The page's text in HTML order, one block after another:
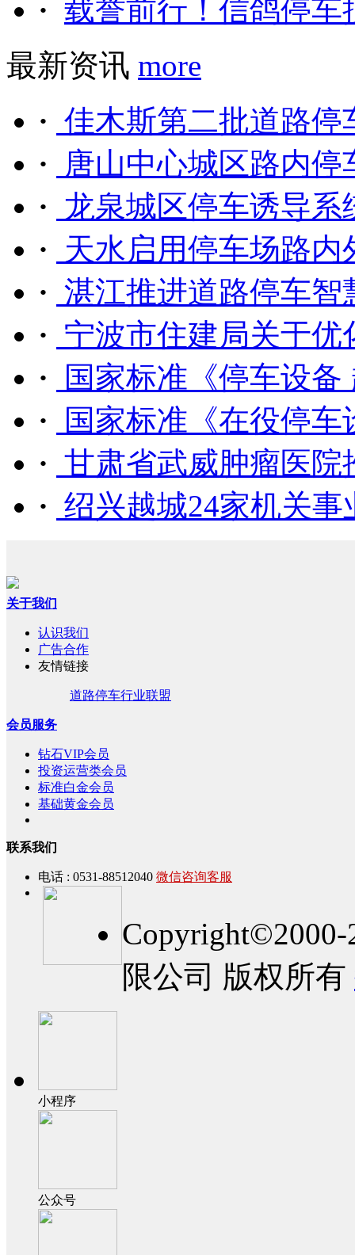
· 载誉前行！信鸽停
最新资讯 more
· 佳木斯第二批道路停
·
唐山中心城区路内停
· 龙泉城区停车诱导系
·
天水启用停车场路内
· 湛江推进道路停车智
· 宁波市住建局关于优
·
国家标准《停车设备
·
国家标准《在役停车
· 甘肃省武威肿瘤医院
· 绍兴越城24家机关事
关于我们
认识我们
广告合作
友情链接
道路停车行业联盟
会员服务
钻石VIP会员
投资运营类会员
标准白金会员
基础黄金会员
联系我们
电话 : 0531-88512040 微信咨询客服
限公司 版权所有
小程序
公众号